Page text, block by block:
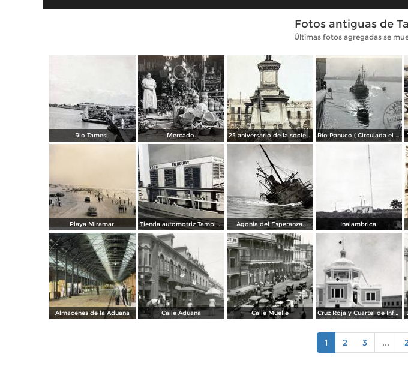
Fotos antiguas de
Últimas fotos agregadas se
Rio Tamesi. Mercado. 25 aniversario de la sociedad mutua de artesanos de Benito Juarez ( Fechada el 2 de Octubre de 1910 ). Rio Panuco ( Circulada el 17 de Mayo de 1932 ).
Playa Miramar. Tienda automotriz Tampico, Tamaulipas ( Fechada el 25 de Junioo de 1951 ). Agonia del Esperanza. Inalambrica.
Almacenes de la Aduana Calle Aduana Calle Muelle Cruz Roja y Cuartel de Infantería
1 2 3 ...